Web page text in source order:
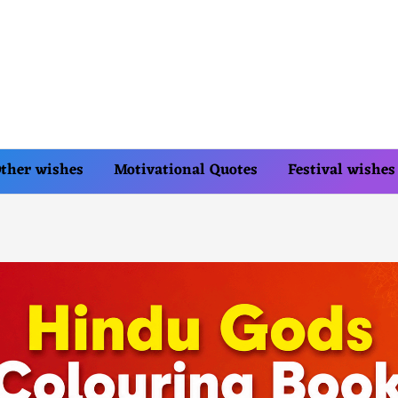
wishes Motivational Quotes Festival wishes